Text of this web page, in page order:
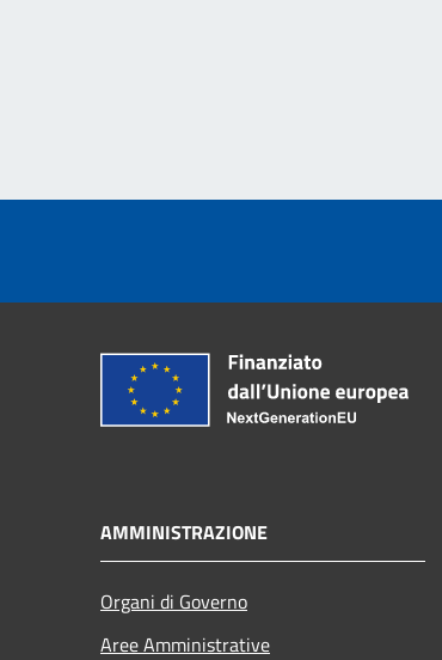
AMMINISTRAZIONE
Organi di Governo
Aree Amministrative